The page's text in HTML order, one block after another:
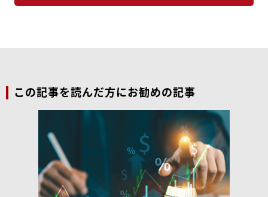
この記事を読んだ方にお勧めの記事